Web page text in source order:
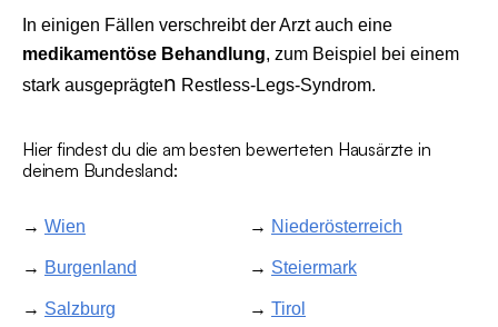
In einigen Fällen verschreibt der Arzt auch eine
medikamentöse Behandlung, zum Beispiel bei einem
stark ausgeprägten Restless-Legs-Syndrom.
Hier findest du die am besten bewerteten Hausärzte in
deinem Bundesland:
→ Wien
→ Burgenland
→ Salzburg
→ Niederösterreich
→ Steiermark
→ Tirol